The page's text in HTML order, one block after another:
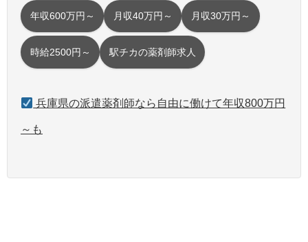
年収600万円～ 月収40万円～ 月収30万円～
時給2500円～ 駅チカの薬剤師求人
兵庫県の派遣薬剤師なら自由に働けて年収800万円
～も